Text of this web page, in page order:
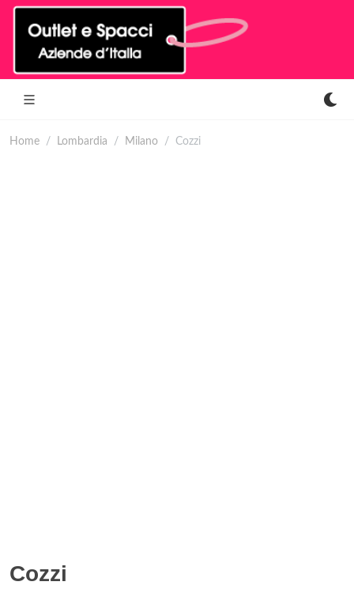
Home Lombardia Milano Cozzi
Cozzi